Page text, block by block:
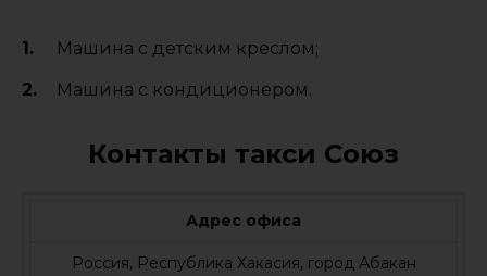
Машина с детским креслом;
Машина с кондиционером.
Контакты такси Союз
Адрес офиса
Россия, Республика Хакасия, город Абакан